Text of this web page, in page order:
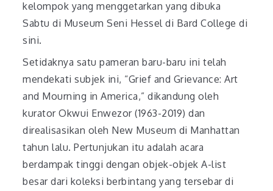
kelompok yang menggetarkan yang dibuka
Sabtu di Museum Seni Hessel di Bard College di
sini.
Setidaknya satu pameran baru-baru ini telah
mendekati subjek ini, “Grief and Grievance: Art
and Mourning in America,” dikandung oleh
kurator Okwui Enwezor (1963-2019) dan
direalisasikan oleh New Museum di Manhattan
tahun lalu. Pertunjukan itu adalah acara
berdampak tinggi dengan objek-objek A-list
besar dari koleksi berbintang yang tersebar di